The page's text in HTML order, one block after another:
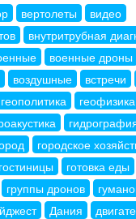
вертолеты
видео
внутритрубная
военные дроны
воздушные встречи
геополитика геофизика
городское
гостиницы готовка еды
группы дронов
Дания